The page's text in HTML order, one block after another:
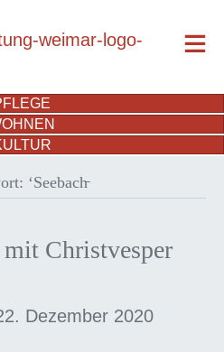
‘Seebach̵
Christvesper
Dezember 2020